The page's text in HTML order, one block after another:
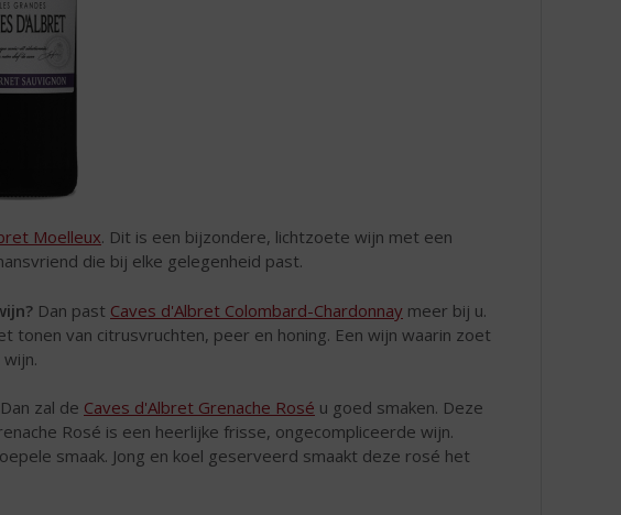
Moelleux. Dit is een bijzondere, lichtzoete wijn met een
die bij elke gelegenheid past.
Dan past Caves d'Albret Colombard-Chardonnay meer bij u.
van citrusvruchten, peer en honing. Een wijn waarin zoet
Dan zal de Caves d'Albret Grenache Rosé u goed smaken. Deze
Rosé is een heerlijke frisse, ongecompliceerde wijn.
smaak. Jong en koel geserveerd smaakt deze rosé het